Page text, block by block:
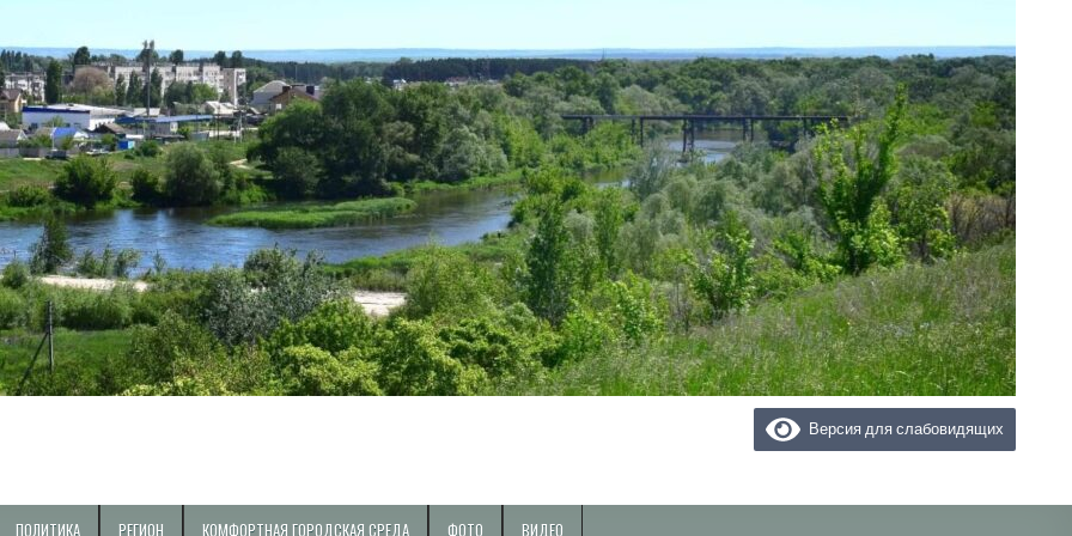
Версия для слабовидящих
ПОЛИТИКА РЕГИОН КОМФОРТНАЯ ГОРОДСКАЯ СРЕДА ФОТО ВИДЕО